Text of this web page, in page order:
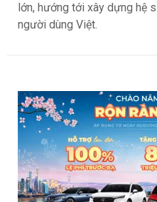
lớn, hướng tới xây dựng hệ
người dùng Việt.